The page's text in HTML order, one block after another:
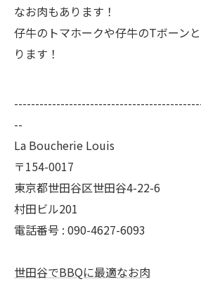
なお肉もあります！
仔牛のトマホークや仔牛のTボーン
ります！
--
La Boucherie Louis
〒154-0017
東京都世田谷区世田谷4-22-6
村田ビル201
電話番号 : 090-4627-6093
世田谷でBBQに最適なお肉